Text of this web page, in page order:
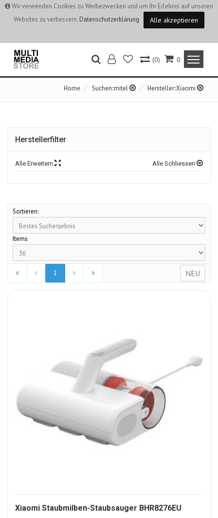
Wir verwenden Cookies zu Werbezwecken und um Ihr Erlebnis auf unseren
Websites zu verbessern. Datenschutzerklärung Alle akzeptieren
0
(0)
Home Suchen::mitel Hersteller::Xiaomi
Herstellerfilter
Alle Erweitern Alle Schliessen
Sortieren:
Items
NEU
1
Xiaomi Staubmilben-Staubsauger BHR8276EU